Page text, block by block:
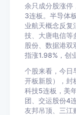
余只成分股涨停
3连板。半导体
业航天概念反复
技、大唐电信等
股份、数据港双
指涨1.98%，创
个股来看，今日
开板新股），封
科技5连板，美
团、交运股份4
友邦吊顶、三江